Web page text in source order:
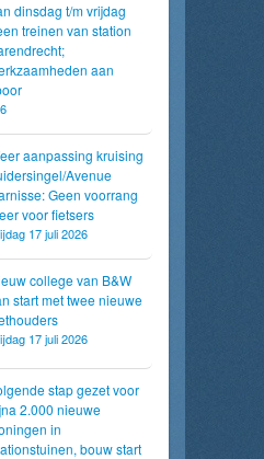
dinsdag t/m vrijdag
treinen van station
aan
aanpassing kruising
Avenue
Geen voorrang
voor fietsers
17 juli 2026
college van B&W
start met twee nieuwe
17 juli 2026
stap gezet voor
2.000 nieuwe
in
bouw start